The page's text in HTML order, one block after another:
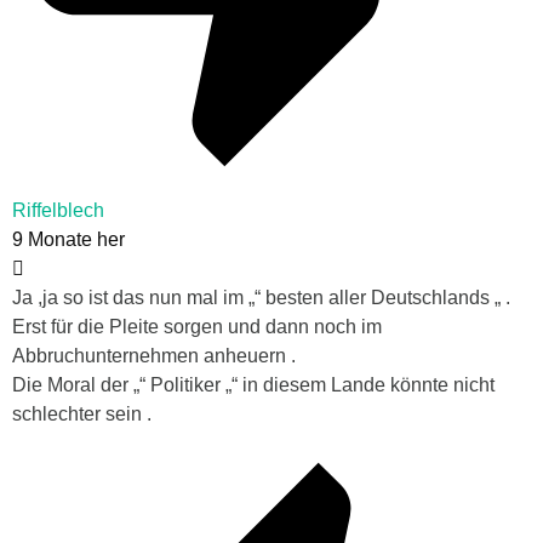
Riffelblech
9 Monate her
Ja ,ja so ist das nun mal im „“ besten aller Deutschlands „ .
Erst für die Pleite sorgen und dann noch im
Abbruchunternehmen anheuern .
Die Moral der „“ Politiker „“ in diesem Lande könnte nicht
schlechter sein .